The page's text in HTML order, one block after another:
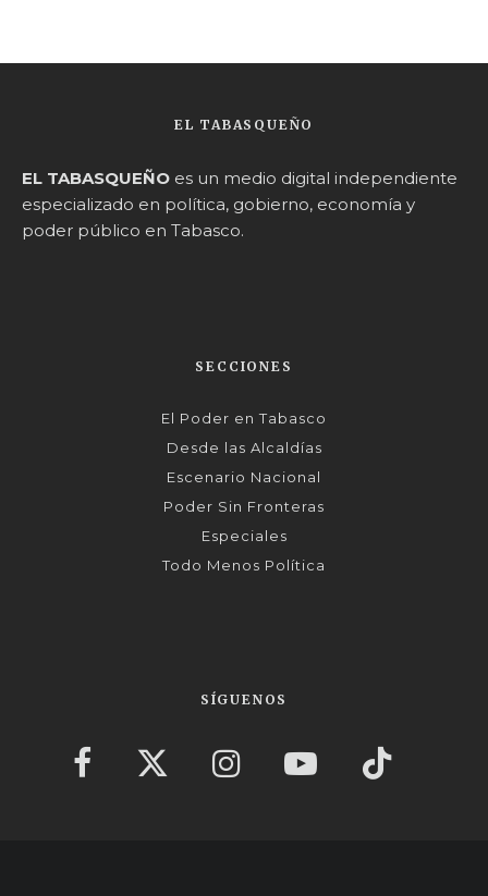
EL TABASQUEÑO
EL TABASQUEÑO es un medio digital independiente
especializado en política, gobierno, economía y
poder público en Tabasco.
SECCIONES
El Poder en Tabasco
Desde las Alcaldías
Escenario Nacional
Poder Sin Fronteras
Especiales
Todo Menos Política
SÍGUENOS